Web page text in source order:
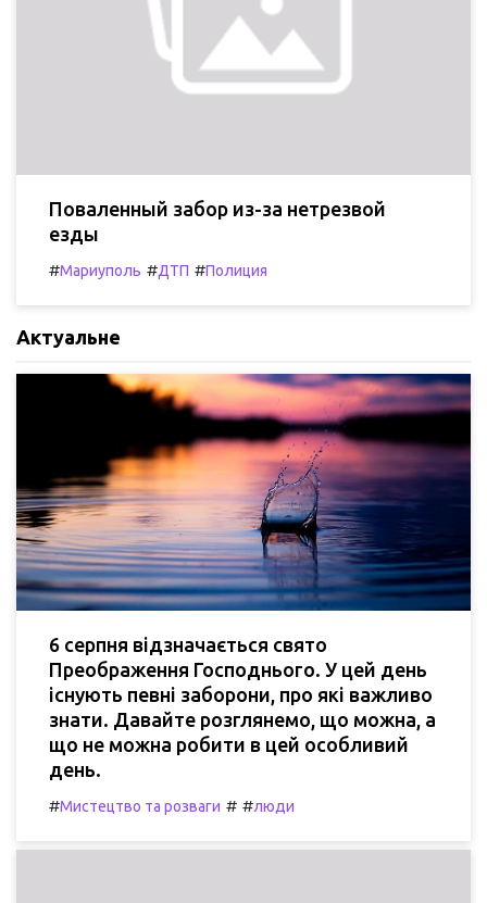
Поваленный забор из-за нетрезвой
езды
#Мариуполь #ДТП #Полиция
Актуальне
6 серпня відзначається свято
Преображення Господнього. У цей день
існують певні заборони, про які важливо
знати. Давайте розглянемо, що можна, а
що не можна робити в цей особливий
день.
#Мистецтво та розваги # #люди